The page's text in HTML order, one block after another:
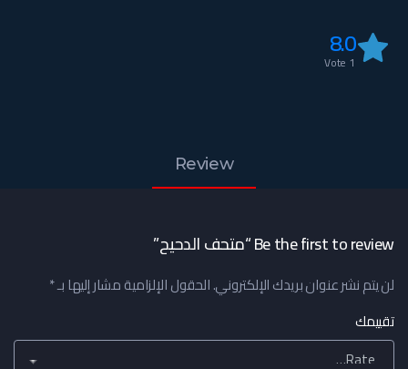
8.0
1
Review
Be the first to review “متحف الدحيح”
لن يتم نشر عنوان بريدك الإلكتروني.الحقول الإلزامية مشار إليها بـ*
تقييمك